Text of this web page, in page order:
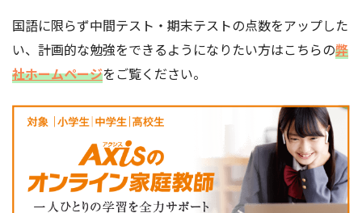
国語に限らず中間テスト・期末テストの点数をアップした
い、計画的な勉強をできるようになりたい方はこちらの弊
社ホームページをご覧ください。